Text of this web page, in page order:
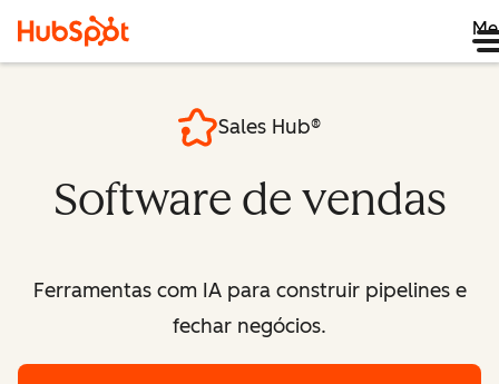
Sales Hub®
Software de vendas
Ferramentas com IA para construir pipelines e
fechar negócios.